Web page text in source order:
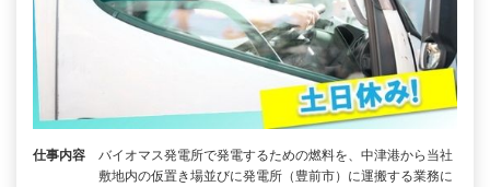
仕事内容
バイオマス発電所で発電するための燃料を、中津港から当社
敷地内の仮置き場並びに発電所（豊前市）に運搬する業務に